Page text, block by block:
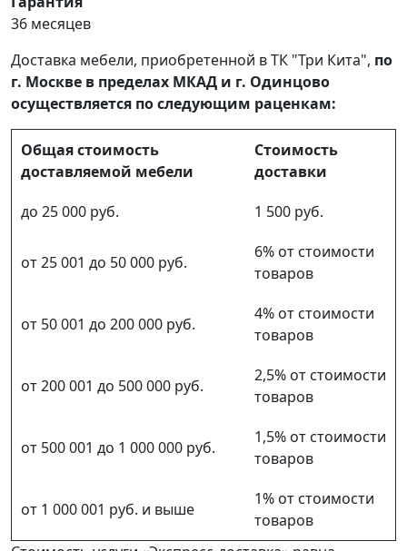
36 месяцев
Доставка мебели, приобретенной в ТК "Три Кита", по
г. Москве в пределах МКАД и г. Одинцово
осуществляется по следующим раценкам:
Общая стоимость
доставляемой мебели
Стоимость
доставки
до 25 000 руб.
1 500 руб.
от 25 001 до 50 000 руб.
6% от стоимости
товаров
от 50 001 до 200 000 руб.
4% от стоимости
товаров
от 200 001 до 500 000 руб.
2,5% от стоимости
товаров
от 500 001 до 1 000 000 руб.
1,5% от стоимости
товаров
от 1 000 001 руб. и выше
1% от стоимости
товаров